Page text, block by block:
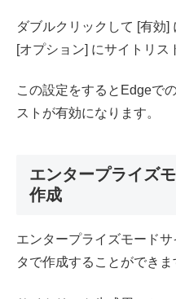
ダブルクリックして [有効]
[オプション] にサイトリス
この設定をするとEdgeで
ストが有効になります。
エンタープライズ
作成
エンタープライズモード
タで作成することができま